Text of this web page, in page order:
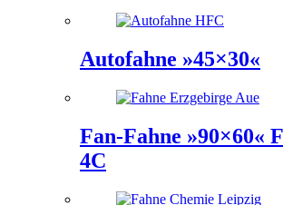
Autofahne »45×30«
Fan-Fahne »90×60«
4C